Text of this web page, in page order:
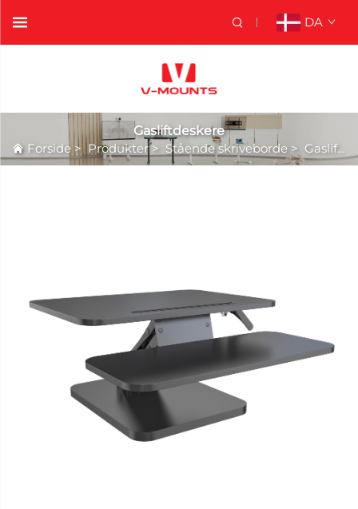
DA
Gasliftdeskere
Forside > Produkter> Stående skriveborde > Gasliftdeskere